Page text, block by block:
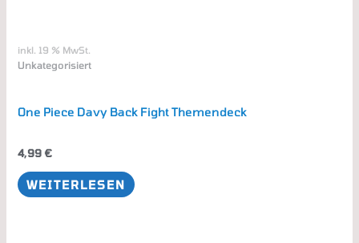
inkl. 19 % MwSt.
Unkategorisiert
One Piece Davy Back Fight Themendeck
4,99 €
WEITERLESEN